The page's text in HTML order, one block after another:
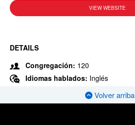
VIEW WEBSITE
DETAILS
Congregación: 120
Idiomas hablados: Inglés
Volver arriba